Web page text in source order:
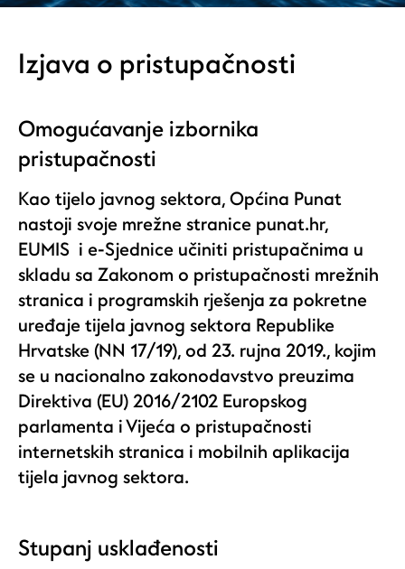
Izjava o pristupačnosti
Omogućavanje izbornika
pristupačnosti
Kao tijelo javnog sektora, Općina Punat
nastoji svoje mrežne stranice punat.hr,
EUMIS i e-Sjednice učiniti pristupačnima u
skladu sa Zakonom o pristupačnosti mrežnih
stranica i programskih rješenja za pokretne
uređaje tijela javnog sektora Republike
Hrvatske (NN 17/19), od 23. rujna 2019., kojim
se u nacionalno zakonodavstvo preuzima
Direktiva (EU) 2016/2102 Europskog
parlamenta i Vijeća o pristupačnosti
internetskih stranica i mobilnih aplikacija
tijela javnog sektora.
Stupanj usklađenosti